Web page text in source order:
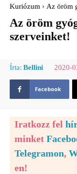
Kuriózum Az öröm
Az öröm
szerveinket!
Írta: Bellini 2020-
Facebook
Iratkozz fel
minket
Telegramon,
en!